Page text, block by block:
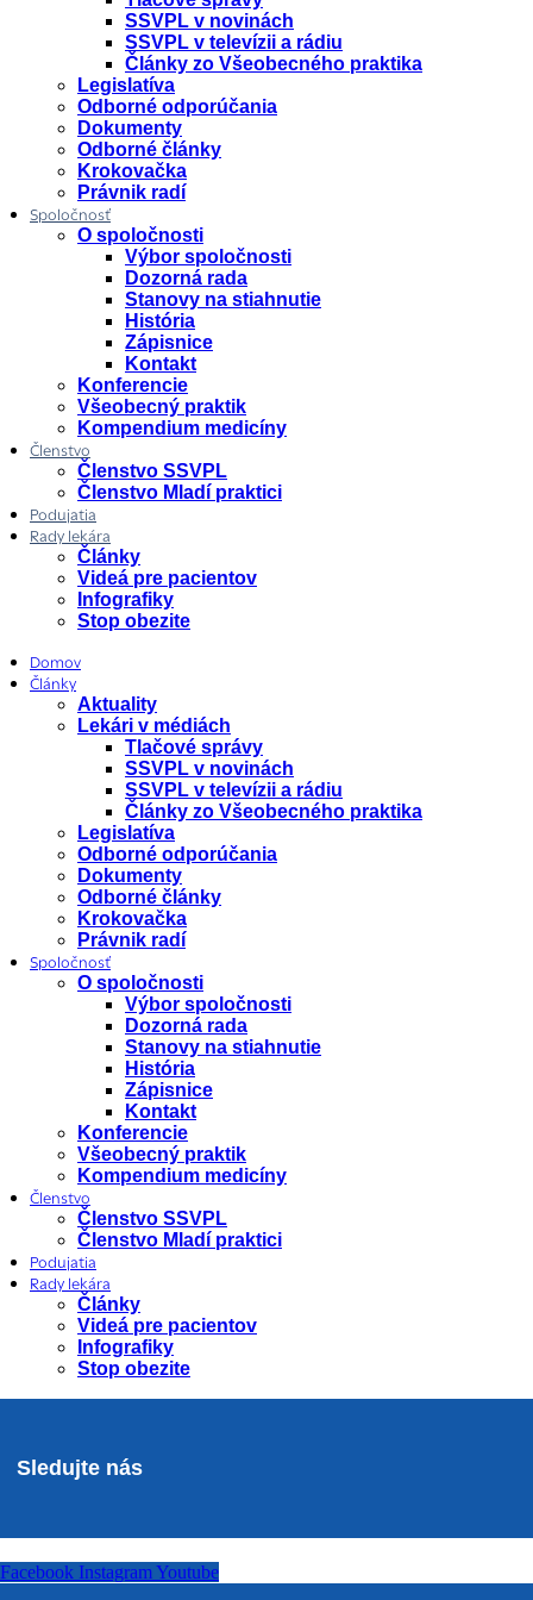
SSVPL v novinách
SSVPL v televízii a rádiu
Články zo Všeobecného praktika
Legislatíva
Odborné odporúčania
Dokumenty
Odborné články
Krokovačka
Právnik radí
Spoločnosť
O spoločnosti
Výbor spoločnosti
Dozorná rada
Stanovy na stiahnutie
História
Zápisnice
Kontakt
Konferencie
Všeobecný praktik
Kompendium medicíny
Členstvo
Členstvo SSVPL
Členstvo Mladí praktici
Podujatia
Rady lekára
Články
Videá pre pacientov
Infografiky
Stop obezite
Domov
Články
Aktuality
Lekári v médiách
Tlačové správy
SSVPL v novinách
SSVPL v televízii a rádiu
Články zo Všeobecného praktika
Legislatíva
Odborné odporúčania
Dokumenty
Odborné články
Krokovačka
Právnik radí
Spoločnosť
O spoločnosti
Výbor spoločnosti
Dozorná rada
Stanovy na stiahnutie
História
Zápisnice
Kontakt
Konferencie
Všeobecný praktik
Kompendium medicíny
Členstvo
Členstvo SSVPL
Členstvo Mladí praktici
Podujatia
Rady lekára
Články
Videá pre pacientov
Infografiky
Stop obezite
Sledujte nás
Facebook Instagram Youtube